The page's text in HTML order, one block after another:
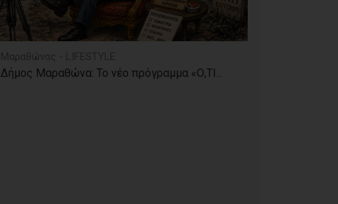
Δήμος Μαραθώνα: Το νέο πρόγραμμα «Ο,ΤΙ...